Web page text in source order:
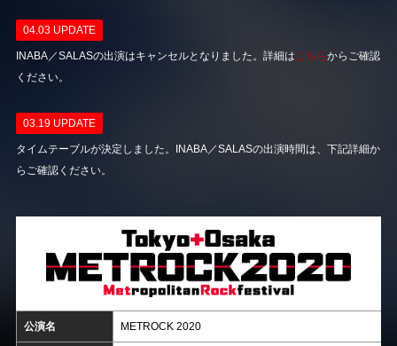
04.03 UPDATE
INABA／SALASの出演はキャンセルとなりました。詳細はこちらからご確認
ください。
03.19 UPDATE
タイムテーブルが決定しました。INABA／SALASの出演時間は、下記詳細か
らご確認ください。
公演名 METROCK 2020